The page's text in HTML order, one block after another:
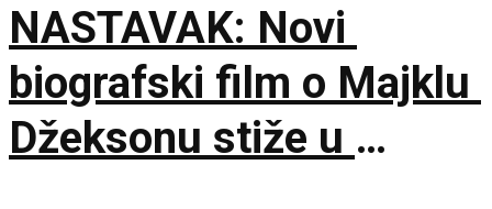
NASTAVAK: Novi
biografski film o Majklu
Džeksonu stiže u